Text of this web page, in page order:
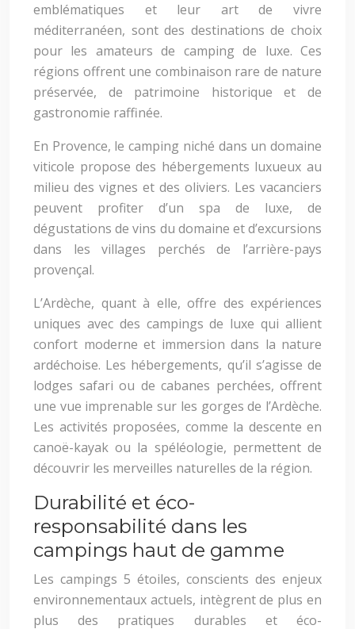
emblématiques et leur art de vivre
méditerranéen, sont des destinations de choix
pour les amateurs de camping de luxe. Ces
régions offrent une combinaison rare de nature
préservée, de patrimoine historique et de
gastronomie raffinée.
En Provence, le camping niché dans un domaine
viticole propose des hébergements luxueux au
milieu des vignes et des oliviers. Les vacanciers
peuvent profiter d’un spa de luxe, de
dégustations de vins du domaine et d’excursions
dans les villages perchés de l’arrière-pays
provençal.
L’Ardèche, quant à elle, offre des expériences
uniques avec des campings de luxe qui allient
confort moderne et immersion dans la nature
ardéchoise. Les hébergements, qu’il s’agisse de
lodges safari ou de cabanes perchées, offrent
une vue imprenable sur les gorges de l’Ardèche.
Les activités proposées, comme la descente en
canoë-kayak ou la spéléologie, permettent de
découvrir les merveilles naturelles de la région.
Durabilité et éco-
responsabilité dans les
campings haut de gamme
Les campings 5 étoiles, conscients des enjeux
environnementaux actuels, intègrent de plus en
plus des pratiques durables et éco-